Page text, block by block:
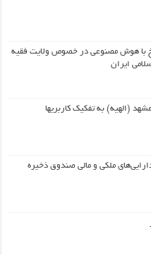
با هوش مصنوعی در خصوص ولایت فقیه
ایران
ملکی و مالی صندوق ذخیره